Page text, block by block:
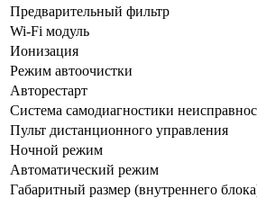
Предварительный фильтр
Wi-Fi модуль
Ионизация
Режим автоочистки
Авторестарт
Система самодиагностики
Пульт дистанционного управления
Ночной режим
Автоматический режим
Габаритный размер (внутреннего